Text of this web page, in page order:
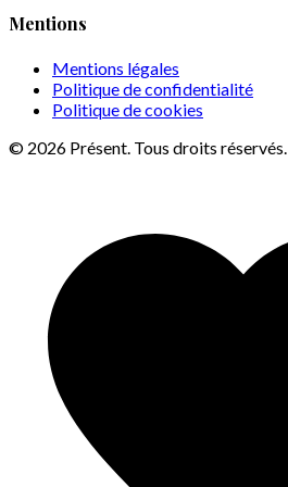
Mentions
Mentions légales
Politique de confidentialité
Politique de cookies
© 2026 Présent. Tous droits réservés.